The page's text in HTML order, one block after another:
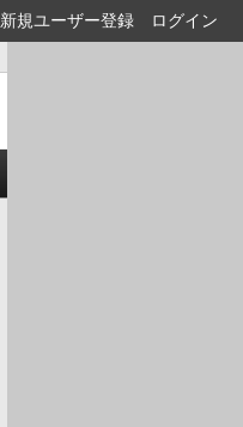
新規ユーザー登録 ログイン